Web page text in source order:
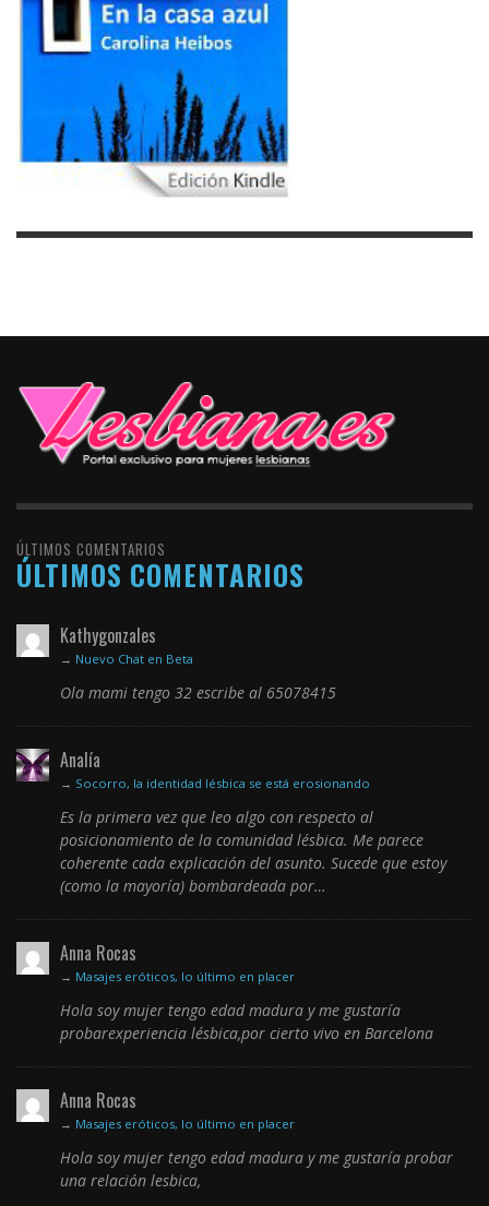
ÚLTIMOS COMENTARIOS
ÚLTIMOS COMENTARIOS
Kathygonzales
→ Nuevo Chat en Beta
Ola mami tengo 32 escribe al 65078415
Analía
→ Socorro, la identidad lésbica se está erosionando
Es la primera vez que leo algo con respecto al
posicionamiento de la comunidad lésbica. Me parece
coherente cada explicación del asunto. Sucede que estoy
(como la mayoría) bombardeada por…
Anna Rocas
→ Masajes eróticos, lo último en placer
Hola soy mujer tengo edad madura y me gustaría
probarexperiencia lésbica,por cierto vivo en Barcelona
Anna Rocas
→ Masajes eróticos, lo último en placer
Hola soy mujer tengo edad madura y me gustaría probar
una relación lesbica,